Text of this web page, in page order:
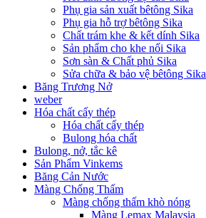
Phụ gia sản xuất bêtông Sika
Phụ gia hỗ trợ bêtông Sika
Chất trám khe & kết dính Sika
Sản phẩm cho khe nối Sika
Sơn sàn & Chất phủ Sika
Sửa chữa & bảo vệ bêtông Sika
Băng Trương Nở
weber
Hóa chất cấy thép
Hóa chất cấy thép
Bulong hóa chất
Bulong, nở, tắc kê
Sản Phẩm Vinkems
Băng Cản Nước
Màng Chống Thấm
Màng chống thấm khò nóng
Màng Lemax Malaysia